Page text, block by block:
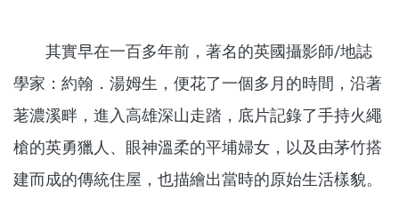
其實早在一百多年前，著名的英國攝影師/地誌
學家：約翰．湯姆生，便花了一個多月的時間，沿著
荖濃溪畔，進入高雄深山走踏，底片記錄了手持火繩
槍的英勇獵人、眼神溫柔的平埔婦女，以及由茅竹搭
建而成的傳統住屋，也描繪出當時的原始生活樣貌。